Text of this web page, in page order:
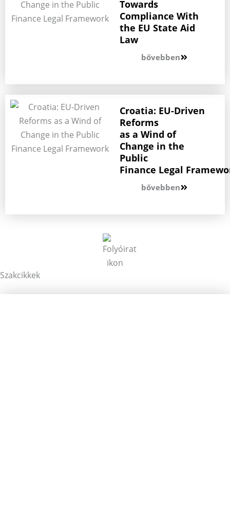
Towards
Compliance With
the EU State Aid
Law
bővebben
Croatia: EU-Driven
Reforms
as a Wind of
Change in the
Public
Finance Legal
bővebben
Szakcikkek